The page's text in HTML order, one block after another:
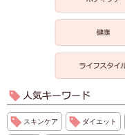
スキンケア ダイエット